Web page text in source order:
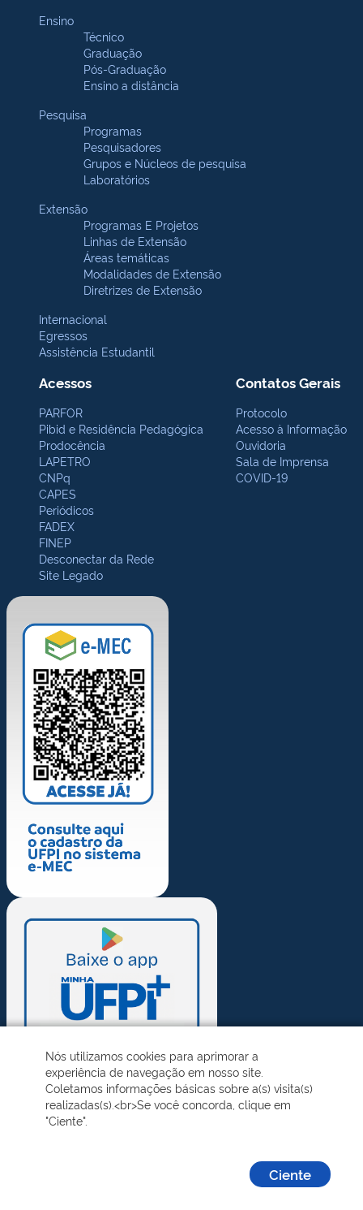
Ensino
Técnico
Graduação
Pós-Graduação
Ensino a distância
Pesquisa
Programas
Pesquisadores
Grupos e Núcleos de pesquisa
Laboratórios
Extensão
Programas E Projetos
Linhas de Extensão
Áreas temáticas
Modalidades de Extensão
Diretrizes de Extensão
Internacional
Egressos
Assistência Estudantil
Acessos
PARFOR
Pibid e Residência Pedagógica
Prodocência
LAPETRO
CNPq
CAPES
Periódicos
FADEX
FINEP
Desconectar da Rede
Site Legado
Contatos Gerais
Protocolo
Acesso à Informação
Ouvidoria
Sala de Imprensa
COVID-19
Nós utilizamos cookies para aprimorar a
experiência de navegação em nosso site.
Coletamos informações básicas sobre a(s) visita(s)
realizadas(s).<br>Se você concorda, clique em
"Ciente".
Ciente